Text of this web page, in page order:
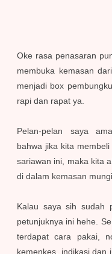
Oke rasa penasaran
membuka kemasan
menjadi box
rapi dan rapat ya.
Pelan-pelan saya
bahwa jika kita
sariawan ini, maka kita
di dalam kemasan
Kalau saya sih sudah
petunjuknya ini hehe.
terdapat cara pakai,
kemenkes, indikasi dan